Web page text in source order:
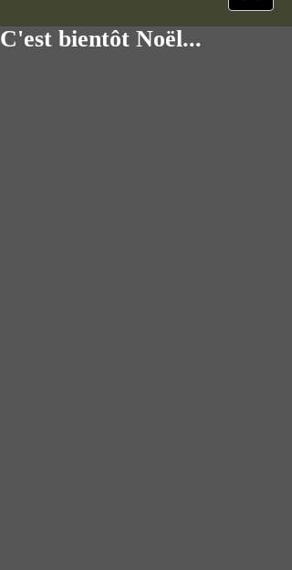
C'est bientôt Noël...